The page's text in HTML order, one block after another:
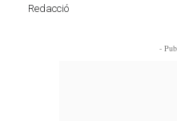
Redacció
-